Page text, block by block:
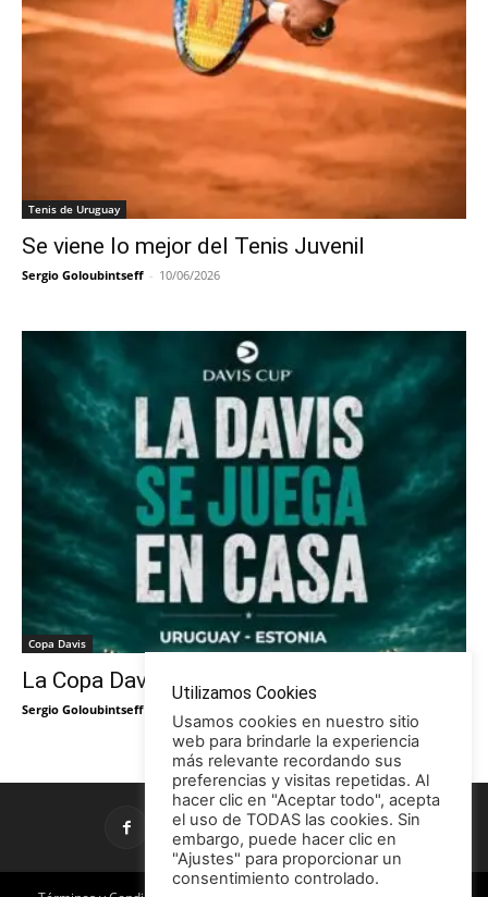
Tenis de Uruguay
Se viene lo mejor del Tenis Juvenil
Sergio Goloubintseff - 10/06/2026
Copa Davis
La Copa Davis vuelve al Círculo
Sergio Goloubintseff
Utilizamos Cookies
Usamos cookies en nuestro sitio
web para brindarle la experiencia
más relevante recordando sus
preferencias y visitas repetidas. Al
hacer clic en "Aceptar todo", acepta
el uso de TODAS las cookies. Sin
embargo, puede hacer clic en
"Ajustes" para proporcionar un
consentimiento controlado.